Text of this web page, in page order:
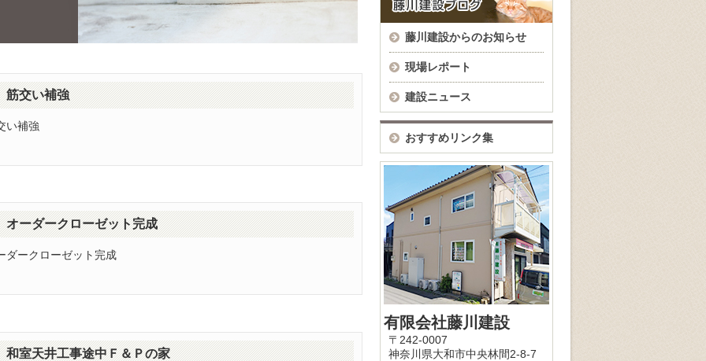
筋交い補強
い補強
オーダークローゼット完成
ダークローゼット完成
和室天井工事途中Ｆ＆Ｐの家
藤川建設からのお知らせ
現場レポート
建設ニュース
おすすめリンク集
有限会社藤川建設
〒242-0007
神奈川県大和市中央林間2-8-7